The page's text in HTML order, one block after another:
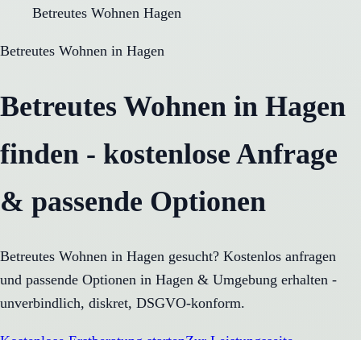
Betreutes Wohnen Hagen
Betreutes Wohnen in Hagen
Betreutes Wohnen in Hagen
finden - kostenlose Anfrage
& passende Optionen
Betreutes Wohnen in Hagen gesucht? Kostenlos anfragen
und passende Optionen in Hagen & Umgebung erhalten -
unverbindlich, diskret, DSGVO-konform.